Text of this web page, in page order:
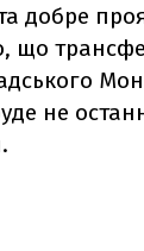
добре
що
не